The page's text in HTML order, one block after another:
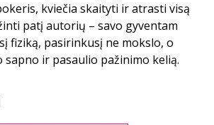
kviečia skaityti ir atrasti visą
patį autorių – savo gyventam
fiziką, pasirinkusį ne mokslo, o
sapno ir pasaulio pažinimo kelią.